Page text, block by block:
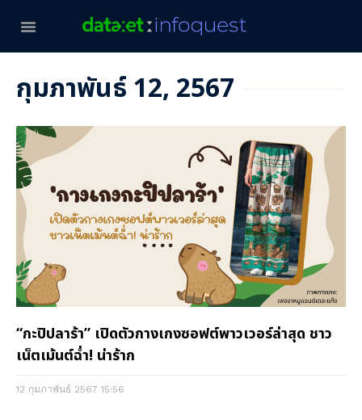
กุมภาพันธ์ 12, 2567
“กะปิปลาร้า” เปิดตัวกางเกงซอฟต์พาวเวอร์ล่าสุด ชาว
เน็ตเม้นต์ฉ่ำ! น่าร้าก
12 กุมภาพันธ์ 2567 15:56